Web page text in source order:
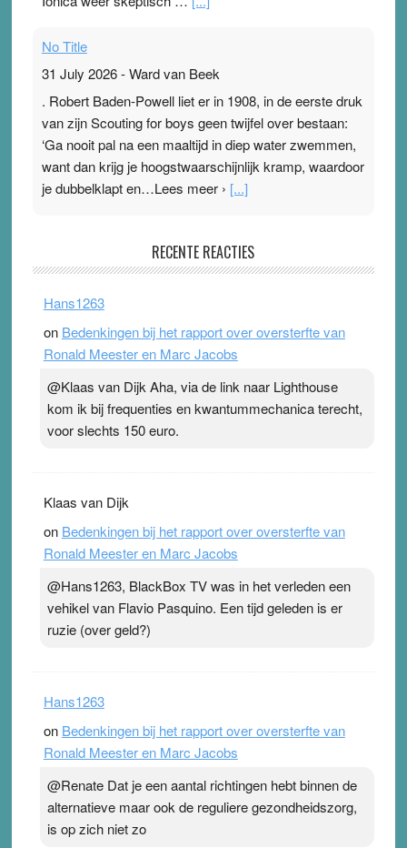
No Title
31 July 2026-Ward van Beek
. Robert Baden-Powell liet er in 1908, in de eerste druk
van zijn Scouting for boys geen twijfel over bestaan:
‘Ga nooit pal na een maaltijd in diep water zwemmen,
want dan krijg je hoogstwaarschijnlijk kramp, waardoor
je dubbelklapt en…Lees meer › [...]
Ward van Beek
topsporters. Ze hopen ermee hun hartslag te verlagen
terwijl ze meer zuurstof opnemen. Daarop heeft zo’n
pleister geen effect. Maar het gevoel ‘makkelijker te
Pleisterplakkers in de topspsort ›[...]
RECENTE REACTIES
Hans1263
on Bedenkingen bij het rapport over oversterfte van
Ronald Meester en Marc Jacobs
@Klaas van Dijk Aha, via de link naar Lighthouse
kom ik bij frequenties en kwantummechanica terecht,
voor slechts 150 euro.
Klaas van Dijk
on Bedenkingen bij het rapport over oversterfte van
Ronald Meester en Marc Jacobs
@Hans1263, BlackBox TV was in het verleden een
vehikel van Flavio Pasquino. Een tijd geleden is er
ruzie (over geld?)
Hans1263
on Bedenkingen bij het rapport over oversterfte van
Ronald Meester en Marc Jacobs
@Renate Dat je een aantal richtingen hebt binnen de
alternatieve maar ook de reguliere gezondheidszorg,
is op zich niet zo